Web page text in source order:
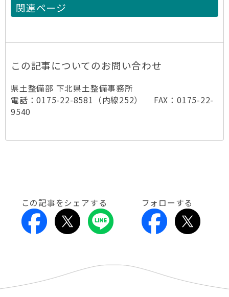
関連ページ
この記事についてのお問い合わせ
県土整備部 下北県土整備事務所
電話：0175-22-8581（内線252） FAX：0175-22-
9540
この記事をシェアする フォローする